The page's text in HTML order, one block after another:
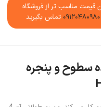
مناسب تر از فروشگاه
۰۹۱۲۰۴۸۰۹۸۰ تماس بگیرید
سطوح و پنجره